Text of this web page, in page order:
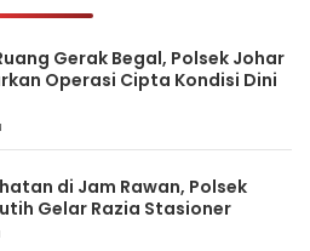
Gerak Begal, Polsek Johar
Operasi Cipta Kondisi Dini
di Jam Rawan, Polsek
Gelar Razia Stasioner